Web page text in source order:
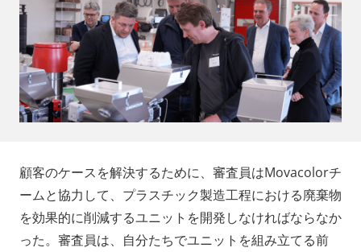
顧客のケースを解決するために、審査員はMovacolorチ
ームと協力して、プラスチック製造工程における廃棄物
を効果的に削減するユニットを開発しなければならなか
った。審査員は、自分たちでユニットを組み立てる前